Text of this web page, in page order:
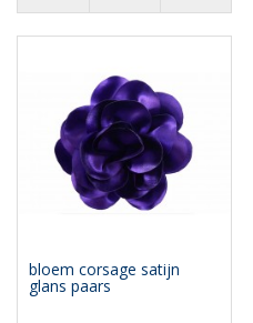
bloem corsage satijn
glans paars